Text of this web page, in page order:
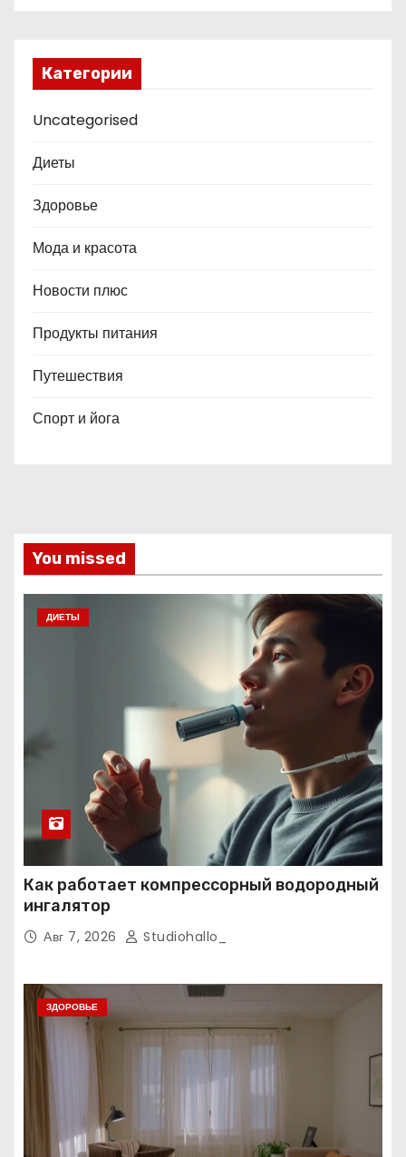
Категории
Uncategorised
Диеты
Здоровье
Мода и красота
Новости плюс
Продукты питания
Путешествия
Спорт и йога
You missed
ДИЕТЫ
Как работает компрессорный водородный
ингалятор
Авг 7, 2026 Studiohallo_
ЗДОРОВЬЕ